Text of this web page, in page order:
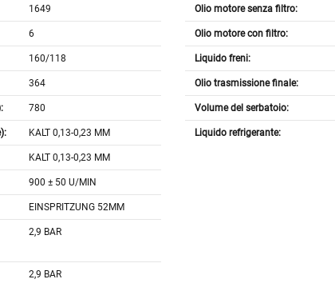
1649
6
160/118
364
780
KALT 0,13-0,23 MM
KALT 0,13-0,23 MM
900 ± 50 U/MIN
EINSPRITZUNG 52MM
2,9 BAR
2,9 BAR
Olio motore senza filtro:
Olio motore con filtro:
Liquido freni:
Olio trasmissione finale:
Volume del serbatoio:
Liquido refrigerante: